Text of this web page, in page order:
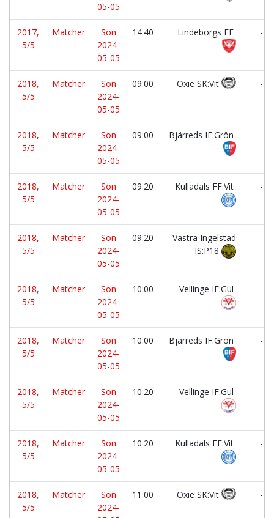
05-05
2017,
5/5
Matcher
Sön
2024-
05-05
14:40 Lindeborgs FF -
2018,
5/5
Matcher
Sön
2024-
05-05
09:00 Oxie SK:Vit -
2018,
5/5
Matcher
Sön
2024-
05-05
09:00 Bjärreds IF:Grön -
2018,
5/5
Matcher
Sön
2024-
05-05
09:20 Kulladals FF:Vit -
2018,
5/5
Matcher
Sön
2024-
05-05
09:20
Västra Ingelstad
IS:P18
-
2018,
5/5
Matcher
Sön
2024-
05-05
10:00 Vellinge IF:Gul -
2018,
5/5
Matcher
Sön
2024-
05-05
10:00 Bjärreds IF:Grön -
2018,
5/5
Matcher
Sön
2024-
05-05
10:20 Vellinge IF:Gul -
2018,
5/5
Matcher
Sön
2024-
05-05
10:20 Kulladals FF:Vit -
2018,
5/5
Matcher
Sön
2024-
11:00 Oxie SK:Vit -